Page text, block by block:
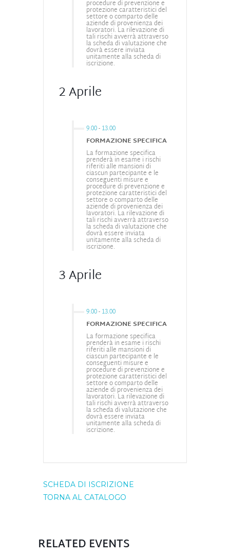
procedure di prevenzione e
protezione caratteristici del
settore o comparto delle
aziende di provenienza dei
lavoratori. La rilevazione di
tali rischi avverrà attraverso
la scheda di valutazione che
dovrà essere inviata
unitamente alla scheda di
iscrizione.
2 Aprile
9.00-13.00
FORMAZIONE SPECIFICA
La formazione specifica
prenderà in esame i rischi
riferiti alle mansioni di
ciascun partecipante e le
conseguenti misure e
procedure di prevenzione e
protezione caratteristici del
settore o comparto delle
aziende di provenienza dei
lavoratori. La rilevazione di
tali rischi avverrà attraverso
la scheda di valutazione che
dovrà essere inviata
unitamente alla scheda di
iscrizione.
3 Aprile
9.00-13.00
FORMAZIONE SPECIFICA
La formazione specifica
prenderà in esame i rischi
riferiti alle mansioni di
ciascun partecipante e le
conseguenti misure e
procedure di prevenzione e
protezione caratteristici del
settore o comparto delle
aziende di provenienza dei
lavoratori. La rilevazione di
tali rischi avverrà attraverso
la scheda di valutazione che
dovrà essere inviata
unitamente alla scheda di
iscrizione.
SCHEDA DI ISCRIZIONE
TORNA AL CATALOGO
RELATED EVENTS